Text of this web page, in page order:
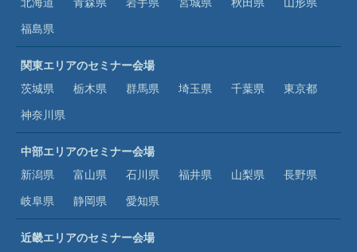
福島県
関東エリアのセミナー会場
茨城県
栃木県 群馬県 埼玉県 千葉県
東京都
神奈川県
中部エリアのセミナー会場
新潟県
富山県 石川県 福井県 山梨県
長野県
岐阜県
静岡県 愛知県
近畿エリアのセミナー会場